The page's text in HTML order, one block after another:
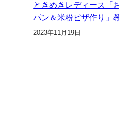
ときめきレディース「
パン＆米粉ピザ作り」
2023年11月19日